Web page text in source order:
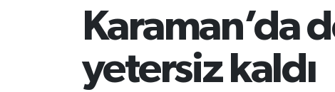
Karaman’da
yetersiz kaldı
Asayiş Haberleri
Ulusal Haberler